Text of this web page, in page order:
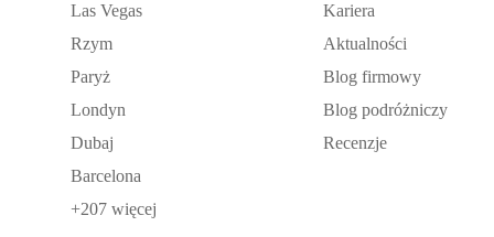
Las Vegas
Rzym
Paryż
Londyn
Dubaj
Barcelona
+207 więcej
Kariera
Aktualności
Blog firmowy
Blog podróżniczy
Recenzje